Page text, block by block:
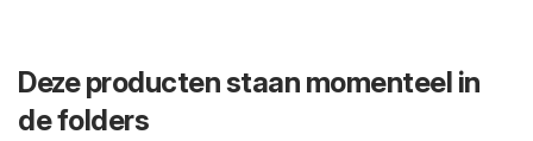
Deze producten staan momenteel in
de folders